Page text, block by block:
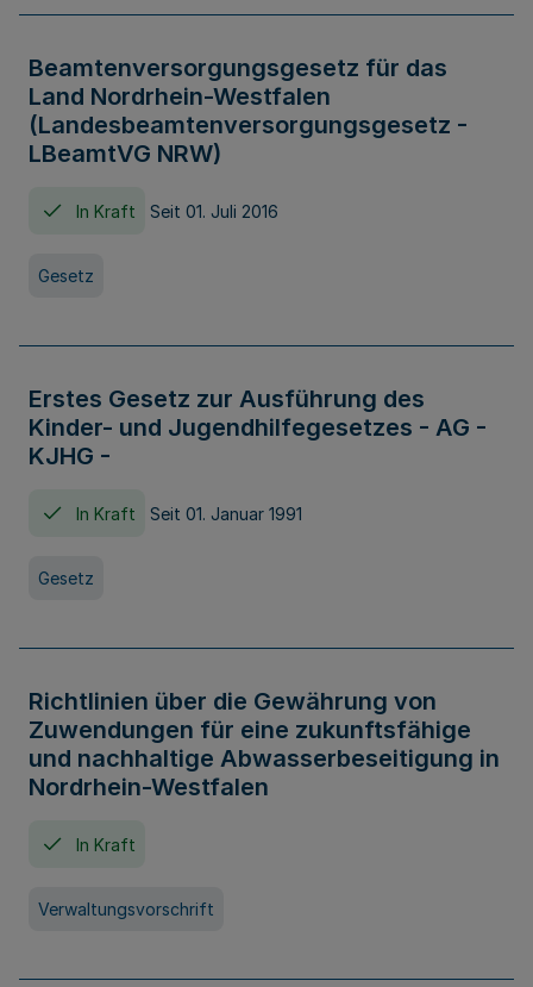
Beamtenversorgungsgesetz für das
Land Nordrhein-Westfalen
(Landesbeamtenversorgungsgesetz -
LBeamtVG NRW)
In Kraft Seit 01. Juli 2016
Gesetz
Erstes Gesetz zur Ausführung des
Kinder- und Jugendhilfegesetzes - AG -
KJHG -
In Kraft Seit 01. Januar 1991
Gesetz
Richtlinien über die Gewährung von
Zuwendungen für eine zukunftsfähige
und nachhaltige Abwasserbeseitigung in
Nordrhein-Westfalen
In Kraft
Verwaltungsvorschrift